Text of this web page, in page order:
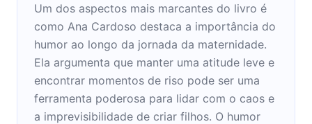
Um dos aspectos mais marcantes do livro é
como Ana Cardoso destaca a importância do
humor ao longo da jornada da maternidade.
Ela argumenta que manter uma atitude leve e
encontrar momentos de riso pode ser uma
ferramenta poderosa para lidar com o caos e
a imprevisibilidade de criar filhos. O humor